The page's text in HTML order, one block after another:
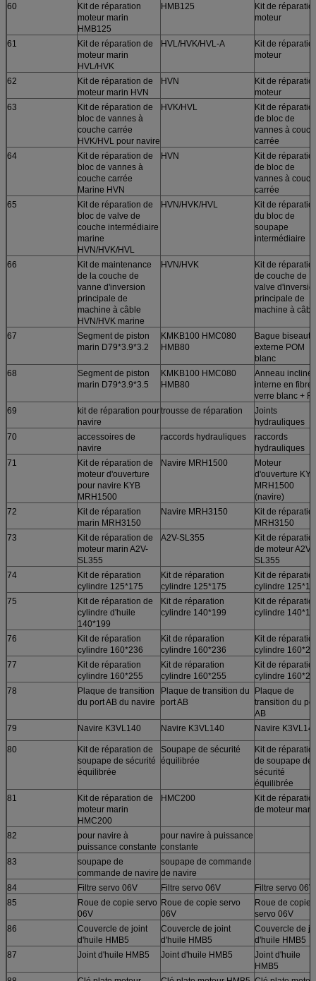
60
Kit de réparation
moteur marin
HMB125
HMB125
Kit de
moteur
61
Kit de réparation de
moteur marin
HVL/HVK
HVL/HVK/HVL-A
Kit de
moteur
62
Kit de réparation de
moteur marin HVN
HVN
Kit de
moteur
63
Kit de réparation de
bloc de vannes à
couche carrée
HVK/HVL pour navire
HVK/HVL
Kit de
de bloc de
vannes à
carrée
64
Kit de réparation de
bloc de vannes à
couche carrée
Marine HVN
HVN
Kit de
de bloc de
vannes à
carrée
65
Kit de réparation de
bloc de valve de
couche intermédiaire
marine
HVN/HVK/HVL
HVN/HVK/HVL
Kit de
du bloc de
soupape
intermédiaire
66
Kit de maintenance
de la couche de
vanne d'inversion
principale de
machine à câble
HVN/HVK marine
HVN/HVK
Kit de
de couche de
valve
principale de
machine à
67
Segment de piston
marin D79*3.9*3.2
KMKB100 HMC080
HMB80
Bague
externe POM
blanc
68
Segment de piston
marin D79*3.9*3.5
KMKB100 HMC080
HMB80
Anneau incliné
interne en fibre
verre blanc + F4
69
kit de réparation pour
navire
trousse de réparation
Joints
hydrauliques
70
accessoires de
navire
raccords hydrauliques
raccords
hydrauliques
71
Kit de réparation de
moteur d'ouverture
pour navire KYB
MRH1500
Navire MRH1500
Moteur
d'ouverture KYB
MRH1500
(navire)
72
Kit de réparation
marin MRH3150
Navire MRH3150
Kit de
MRH3150
73
Kit de réparation de
moteur marin A2V-
SL355
A2V-SL355
Kit de
de moteur A2V-
SL355
74
Kit de réparation
cylindre 125*175
Kit de réparation
cylindre 125*175
Kit de
cylindre
75
Kit de réparation de
cylindre d'huile
140*199
Kit de réparation
cylindre 140*199
Kit de
cylindre
76
Kit de réparation
cylindre 160*236
Kit de réparation
cylindre 160*236
Kit de
cylindre
77
Kit de réparation
cylindre 160*255
Kit de réparation
cylindre 160*255
Kit de
cylindre
78
Plaque de transition
du port AB du navire
Plaque de transition du
port AB
Plaque de
transition du
AB
79
Navire K3VL140 Navire K3VL140 Navire
80
Kit de réparation de
soupape de sécurité
équilibrée
Soupape de sécurité
équilibrée
Kit de
de soupape de
sécurité
équilibrée
81
Kit de réparation de
moteur marin
HMC200
HMC200
Kit de
de moteur
82
pour navire à
puissance constante
pour navire à puissance
constante
83
soupape de
commande de navire
soupape de commande
de navire
84
Filtre servo 06V Filtre servo 06V
Filtre servo 06V
85
Roue de copie servo
06V
Roue de copie servo
06V
Roue de copie
servo 06V
86
Couvercle de joint
d'huile HMB5
Couvercle de joint
d'huile HMB5
Couvercle de
d'huile HMB5
87
Joint d'huile HMB5 Joint d'huile HMB5
Joint d'huile
HMB5